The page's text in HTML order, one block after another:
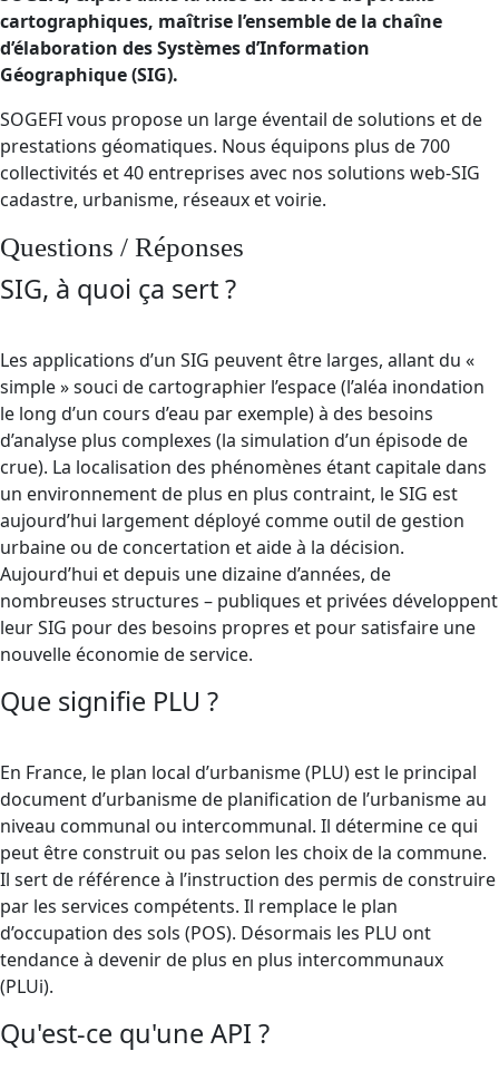
cartographiques, maîtrise l’ensemble de la chaîne
d’élaboration des Systèmes d’Information
Géographique (SIG).
SOGEFI vous propose un large éventail de solutions et de
prestations géomatiques. Nous équipons plus de 700
collectivités et 40 entreprises avec nos solutions web-SIG
cadastre, urbanisme, réseaux et voirie.
Questions / Réponses
SIG, à quoi ça sert ?
Les applications d’un SIG peuvent être larges, allant du «
simple » souci de cartographier l’espace (l’aléa inondation
le long d’un cours d’eau par exemple) à des besoins
d’analyse plus complexes (la simulation d’un épisode de
crue). La localisation des phénomènes étant capitale dans
un environnement de plus en plus contraint, le SIG est
aujourd’hui largement déployé comme outil de gestion
urbaine ou de concertation et aide à la décision.
Aujourd’hui et depuis une dizaine d’années, de
nombreuses structures – publiques et privées développent
leur SIG pour des besoins propres et pour satisfaire une
nouvelle économie de service.
Que signifie PLU ?
En France, le plan local d’urbanisme (PLU) est le principal
document d’urbanisme de planification de l’urbanisme au
niveau communal ou intercommunal. Il détermine ce qui
peut être construit ou pas selon les choix de la commune.
Il sert de référence à l’instruction des permis de construire
par les services compétents. Il remplace le plan
d’occupation des sols (POS). Désormais les PLU ont
tendance à devenir de plus en plus intercommunaux
(PLUi).
Qu'est-ce qu'une API ?